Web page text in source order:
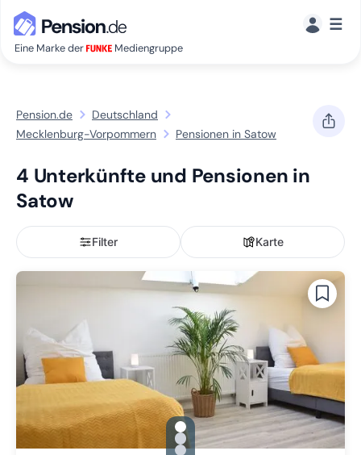
Eine Marke der Mediengruppe
☰
Pension.de
Deutschland
Mecklenburg-Vorpommern
Pensionen in Satow
4 Unterkünfte und Pensionen in
Satow
Filter Karte
gallery.slide_selector
Zu Slide 1 wechseln
Zu Slide 2 wechseln